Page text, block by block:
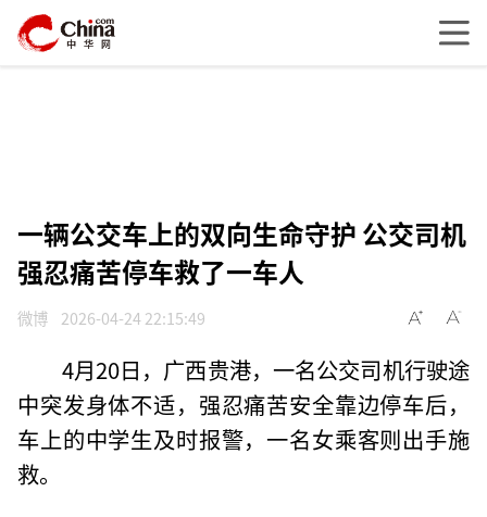
一辆公交车上的双向生命守护 公交司机
强忍痛苦停车救了一车人
微博 2026-04-24 22:15:49
4月20日，广西贵港，一名公交司机行驶途
中突发身体不适，强忍痛苦安全靠边停车后，
车上的中学生及时报警，一名女乘客则出手施
救。